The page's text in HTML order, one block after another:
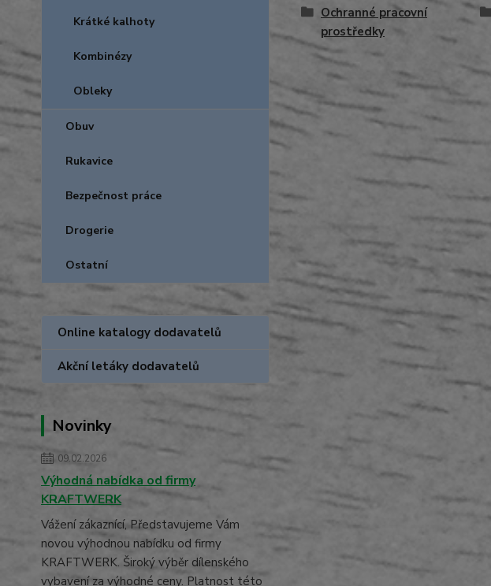
Krátké kalhoty
Kombinézy
Obleky
Obuv
Rukavice
Bezpečnost práce
Drogerie
Ostatní
Online katalogy dodavatelů
Akční letáky dodavatelů
Novinky
09.02.2026
Výhodná nabídka od firmy
KRAFTWERK
Vážení zákaznící, Představujeme Vám
novou výhodnou nabídku od firmy
KRAFTWERK. Široký výběr dílenského
vybavení za výhodné ceny. Platnost této
Ochranné pracovní
prostředky